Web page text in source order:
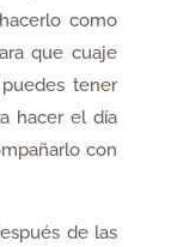
como
que cuaje
tener
hacer el día
con
de las